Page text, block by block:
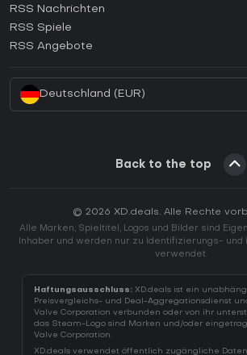
Wie aktiviert man einen Ubisoft Connect
Wie aktiviert man einen EA App CD Key?
RSS Nachrichten
RSS Spiele
RSS Angebote
Deutschland (EUR)
Back to the top
© 2026 XD.deals. Alle Rechte
Alle Marken, Spieltitel, Logos und Bilder sind
Inhaber und werden nur zu Identifizierungs- und
verwendet.
Haftungsausschluss: XD.deals ist ein
Preisvergleichs- und Deal-Aggregationsdienst
Valve Corporation verbunden oder von ihr
das Steam-Logo sind Marken und/oder
Valve Corporation.
XD.deals verwendet öffentlich zugängliche